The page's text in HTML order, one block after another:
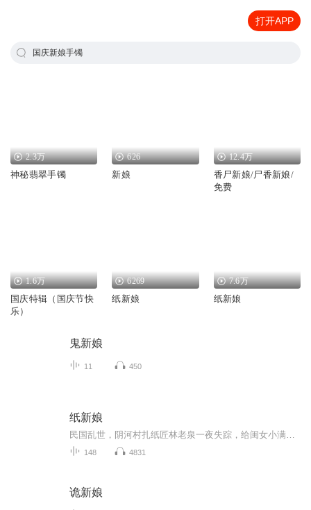
打开APP
国庆新娘手镯
2.3万
神秘翡翠手镯
626
新娘
12.4万
香尸新娘/尸香新娘/
免费
1.6万
国庆特辑（国庆节快
乐）
6269
纸新娘
7.6万
纸新娘
鬼新娘
11 450
纸新娘
148 4831
诡新娘